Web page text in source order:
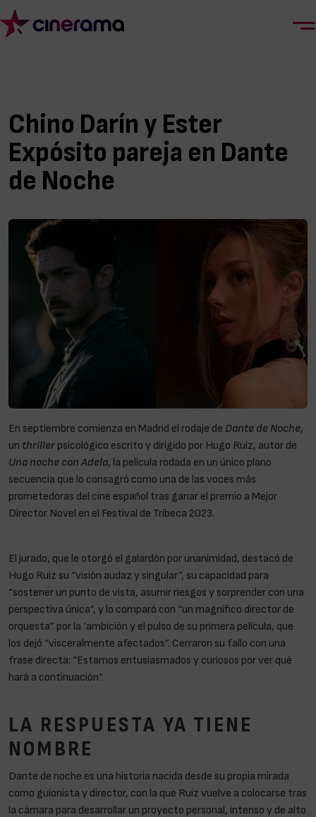
Chino Darín y Ester
Expósito pareja en Dante
de Noche
En septiembre comienza en Madrid el rodaje de Dante de Noche,
un thriller psicológico escrito y dirigido por Hugo Ruiz, autor de
Una noche con Adela, la película rodada en un único plano
secuencia que lo consagró como una de las voces más
prometedoras del cine español tras ganar el premio a Mejor
Director Novel en el Festival de Tribeca 2023.
El jurado, que le otorgó el galardón por unanimidad, destacó de
Hugo Ruiz su “visión audaz y singular”, su capacidad para
“sostener un punto de vista, asumir riesgos y sorprender con una
perspectiva única”, y lo comparó con “un magnífico director de
orquesta” por la ‘ambición y el pulso de su primera película, que
los dejó “visceralmente afectados”. Cerraron su fallo con una
frase directa: “Estamos entusiasmados y curiosos por ver qué
hará a continuación”.
LA RESPUESTA YA TIENE
NOMBRE
Dante de noche es una historia nacida desde su propia mirada
como guionista y director, con la que Ruiz vuelve a colocarse tras
la cámara para desarrollar un proyecto personal, intenso y de alto